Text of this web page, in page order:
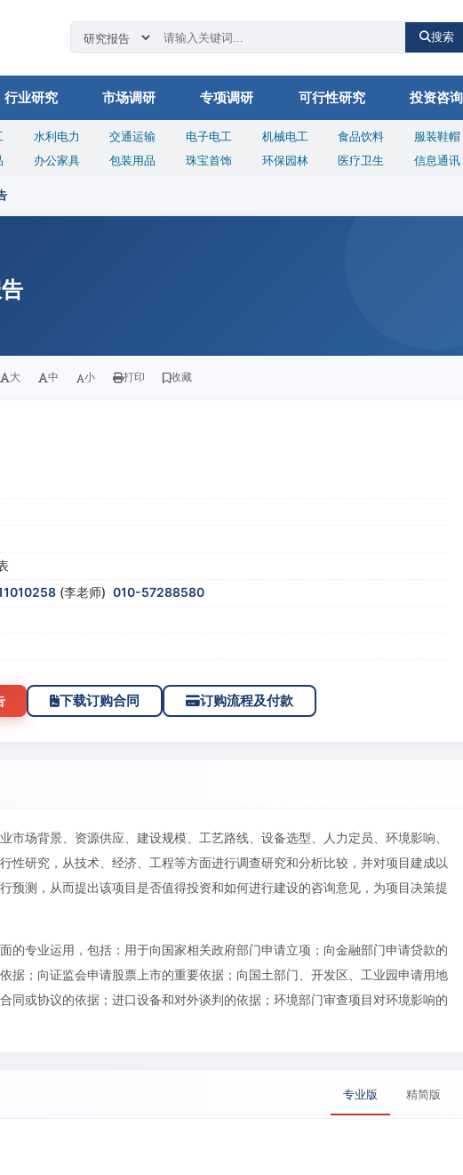
搜索
行业研究 市场调研 专项调研 可行性研究 投资咨询
水利电力 交通运输 电子电工 机械电工 食品饮料 服装鞋帽
办公家具 包装用品 珠宝首饰 环保园林 医疗卫生 信息通讯
大 中 小 打印 收藏
(李老师) 010-57288580
下载订购合同 订购流程及付款
市场背景、资源供应、建设规模、工艺路线、设备选型、人力定员、环境影响、
性研究，从技术、经济、工程等方面进行调查研究和分析比较，并对项目建成以
预测，从而提出该项目是否值得投资和如何进行建设的咨询意见，为项目决策提
的专业运用，包括：用于向国家相关政府部门申请立项；向金融部门申请贷款的
据；向证监会申请股票上市的重要依据；向国土部门、开发区、工业园申请用地
同或协议的依据；进口设备和对外谈判的依据；环境部门审查项目对环境影响的
专业版 精简版